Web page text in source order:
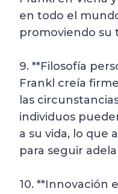
en todo el
promoviendo su
9. **Filosofía
Frankl creía
las
individuos
a su vida, lo que
para seguir
10. **Innovación